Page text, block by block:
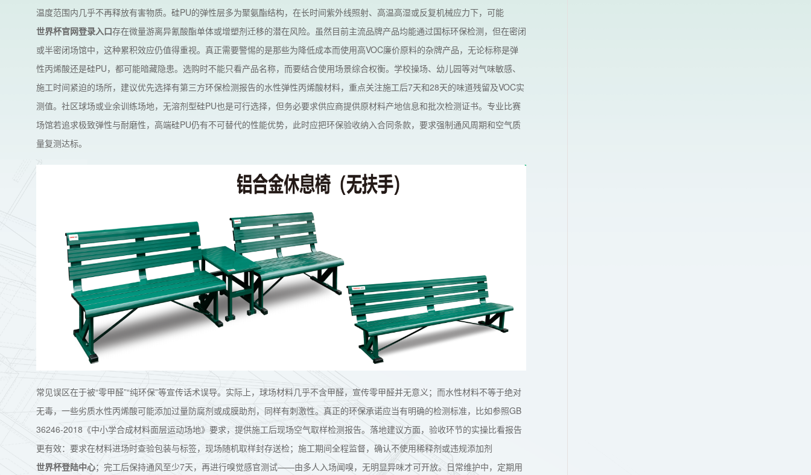
温度范围内几乎不再释放有害物质。硅PU的弹性层多为聚氨酯结构，在长时间紫外线照射、高温高湿或反复机械应力下，可能
世界杯官网登录入口存在微量游离异氰酸酯单体或增塑剂迁移的潜在风险。虽然目前主流品牌产品均能通过国标环保检测，但在密闭
或半密闭场馆中，这种累积效应仍值得重视。真正需要警惕的是那些为降低成本而使用高VOC廉价原料的杂牌产品，无论标称是弹
性丙烯酸还是硅PU，都可能暗藏隐患。选购时不能只看产品名称，而要结合使用场景综合权衡。学校操场、幼儿园等对气味敏感、
施工时间紧迫的场所，建议优先选择有第三方环保检测报告的水性弹性丙烯酸材料，重点关注施工后7天和28天的味道残留及VOC实
测值。社区球场或业余训练场地，无溶剂型硅PU也是可行选择，但务必要求供应商提供原材料产地信息和批次检测证书。专业比赛
场馆若追求极致弹性与耐磨性，高端硅PU仍有不可替代的性能优势，此时应把环保验收纳入合同条款，要求强制通风周期和空气质
量复测达标。
常见误区在于被“零甲醛”“纯环保”等宣传话术误导。实际上，球场材料几乎不含甲醛，宣传零甲醛并无意义；而水性材料不等于绝对
无毒，一些劣质水性丙烯酸可能添加过量防腐剂或成膜助剂，同样有刺激性。真正的环保承诺应当有明确的检测标准，比如参照GB
36246-2018《中小学合成材料面层运动场地》要求，提供施工后现场空气取样检测报告。落地建议方面，验收环节的实操比看报告
更有效：要求在材料进场时查验包装与标签，现场随机取样封存送检；施工期间全程监督，确认不使用稀释剂或违规添加剂
世界杯登陆中心；完工后保持通风至少7天，再进行嗅觉感官测试——由多人入场闻嗅，无明显异味才可开放。日常维护中，定期用